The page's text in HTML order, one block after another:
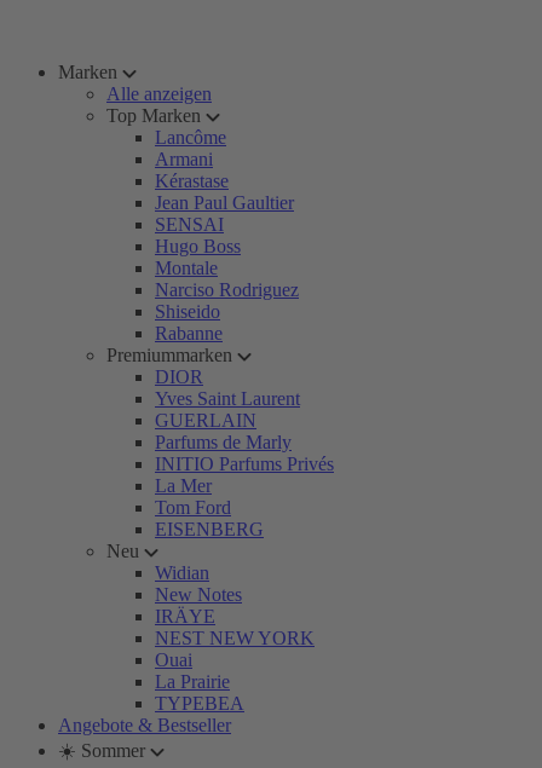
Marken
Alle anzeigen
Top Marken
Lancôme
Armani
Kérastase
Jean Paul Gaultier
SENSAI
Hugo Boss
Montale
Narciso Rodriguez
Shiseido
Rabanne
Premiummarken
DIOR
Yves Saint Laurent
GUERLAIN
Parfums de Marly
INITIO Parfums Privés
La Mer
Tom Ford
EISENBERG
Neu
Widian
New Notes
IRÄYE
NEST NEW YORK
Ouai
La Prairie
TYPEBEA
Angebote & Bestseller
☀️ Sommer